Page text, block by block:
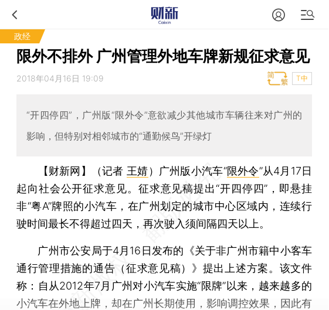
政经
限外不排外 广州管理外地车牌新规征求意见
2018年04月16日 19:09 T中
“开四停四”，广州版“限外令”意欲减少其他城市车辆往来对广州的
影响，但特别对相邻城市的“通勤候鸟”开绿灯
【财新网】（记者 王婧） 广州版小汽车“限外令”从4月17日
起向社会公开征求意见。征求意见稿提出“开四停四”，即悬挂
非“粤A”牌照的小汽车，在广州划定的城市中心区域内，连续行
驶时间最长不得超过四天，再次驶入须间隔四天以上。
广州市公安局于4月16日发布的《关于非广州市籍中小客车
通行管理措施的通告（征求意见稿）》提出上述方案。该文件
称：自从2012年7月广州对小汽车实施“限牌”以来，越来越多的
小汽车在外地上牌，却在广州长期使用，影响调控效果，因此有